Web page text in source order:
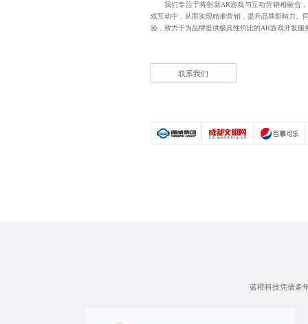
我们专注于将创新AR游戏与互动营销相融合
戏互动中，从而实现精准营销，提升品牌影响力。
验，致力于为品牌提供极具性价比的AR游戏开发服
联系我们
蓝橙科技凭借多